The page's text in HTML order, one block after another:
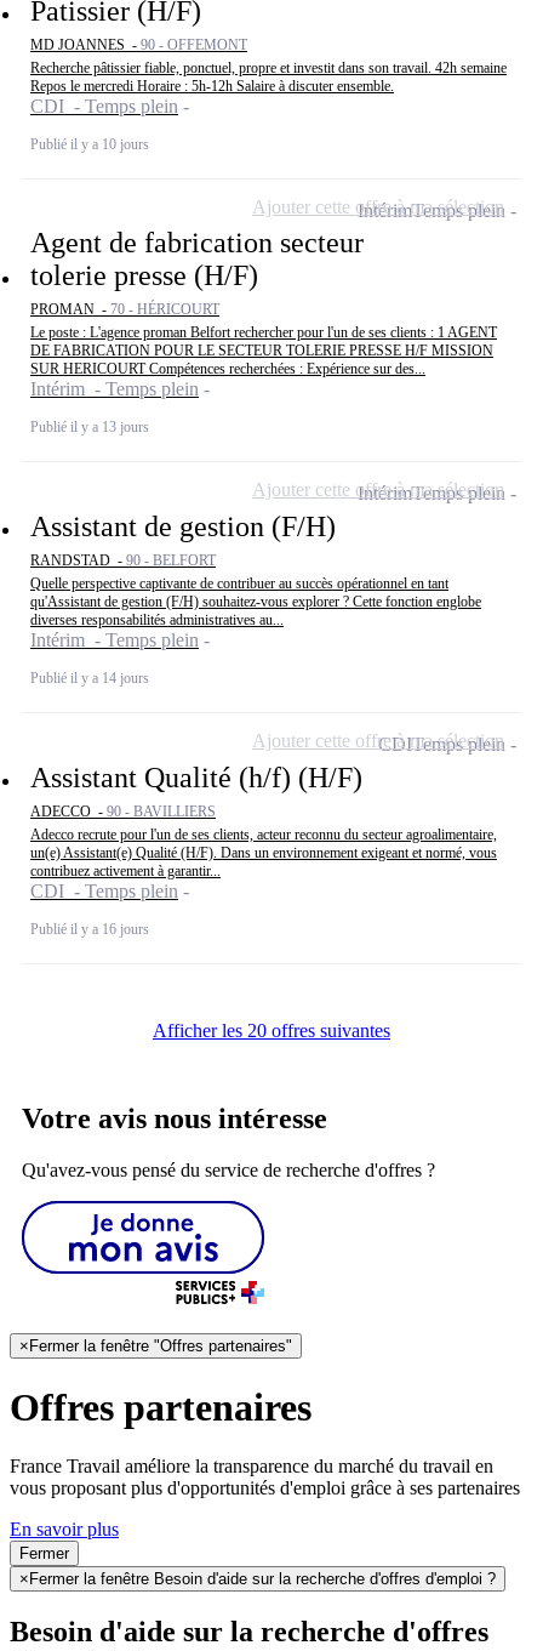
Patissier (H/F)
MD JOANNES - 90 - OFFEMONT
Recherche pâtissier fiable, ponctuel, propre et investit dans son travail. 42h semaine
Repos le mercredi Horaire : 5h-12h Salaire à discuter ensemble.
CDI - Temps plein
Publié il y a 10 jours
Agent de fabrication secteur
tolerie presse (H/F)
PROMAN - 70 - HÉRICOURT
Le poste : L'agence proman Belfort rechercher pour l'un de ses clients : 1 AGENT
DE FABRICATION POUR LE SECTEUR TOLERIE PRESSE H/F MISSION
SUR HERICOURT Compétences recherchées : Expérience sur des...
Intérim - Temps plein
Publié il y a 13 jours
IntérimTemps plein
Ajouter cette offre à ma sélection
Assistant de gestion (F/H)
RANDSTAD - 90 - BELFORT
Quelle perspective captivante de contribuer au succès opérationnel en tant
qu'Assistant de gestion (F/H) souhaitez-vous explorer ? Cette fonction englobe
diverses responsabilités administratives au...
Intérim - Temps plein
Publié il y a 14 jours
IntérimTemps plein
Ajouter cette offre à ma sélection
Assistant Qualité (h/f) (H/F)
ADECCO - 90 - BAVILLIERS
Adecco recrute pour l'un de ses clients, acteur reconnu du secteur agroalimentaire,
un(e) Assistant(e) Qualité (H/F). Dans un environnement exigeant et normé, vous
contribuez activement à garantir...
CDI - Temps plein
Publié il y a 16 jours
CDITemps plein
Ajouter cette offre à ma sélection
Afficher les 20 offres suivantes
Votre avis nous intéresse
Qu'avez-vous pensé du service de recherche d'offres ?
× Fermer la fenêtre "Offres partenaires"
Offres partenaires
France Travail améliore la transparence du marché du travail en
vous proposant plus d'opportunités d'emploi grâce à ses partenaires
En savoir plus
Fermer
× Fermer la fenêtre Besoin d'aide sur la recherche d'offres d'emploi ?
Besoin d'aide sur la recherche d'offres